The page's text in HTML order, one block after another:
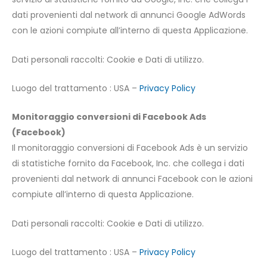
dati provenienti dal network di annunci Google AdWords
con le azioni compiute all’interno di questa Applicazione.
Dati personali raccolti: Cookie e Dati di utilizzo.
Luogo del trattamento : USA – Privacy Policy
Monitoraggio conversioni di Facebook Ads
(Facebook)
Il monitoraggio conversioni di Facebook Ads è un servizio
di statistiche fornito da Facebook, Inc. che collega i dati
provenienti dal network di annunci Facebook con le azioni
compiute all’interno di questa Applicazione.
Dati personali raccolti: Cookie e Dati di utilizzo.
Luogo del trattamento : USA – Privacy Policy